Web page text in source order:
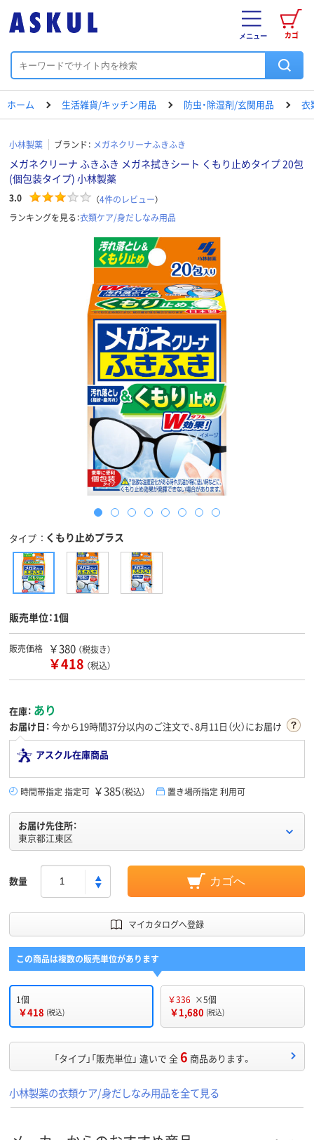
カゴ
メニュー
ホーム 生活雑貨/キッチン用品 防虫・除湿剤/玄関用品 衣
小林製薬 ブランド： メガネクリーナふきふき
メガネクリーナ ふきふき メガネ拭きシート くもり止めタイプ 20包
(個包装タイプ) 小林製薬
3.0 （4件のレビュー）
ランキングを見る：衣類ケア/身だしなみ用品
タイプ くもり止めプラス
販売単位：1個
販売価格 ￥380 （税抜き）
￥418 （税込）
在庫： あり
お届け日： 今から19時間37分以内のご注文で、8月11日（火）にお届け
アスクル在庫商品
時間帯指定 指定可 ￥385（税込） 置き場所指定 利用可
お届け先住所：
東京都江東区
数量 カゴへ
マイカタログへ登録
この商品は複数の販売単位があります
1個
￥418 (税込)
￥336 ×5個
￥1,680 (税込)
「タイプ」「販売単位」 違いで 全6 商品あります。
小林製薬の衣類ケア/身だしなみ用品を全て見る